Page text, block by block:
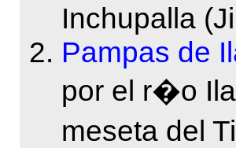
Inchupalla
Pampas de
por el r�o
meseta del